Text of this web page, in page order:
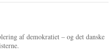
af demokratiet – og det danske